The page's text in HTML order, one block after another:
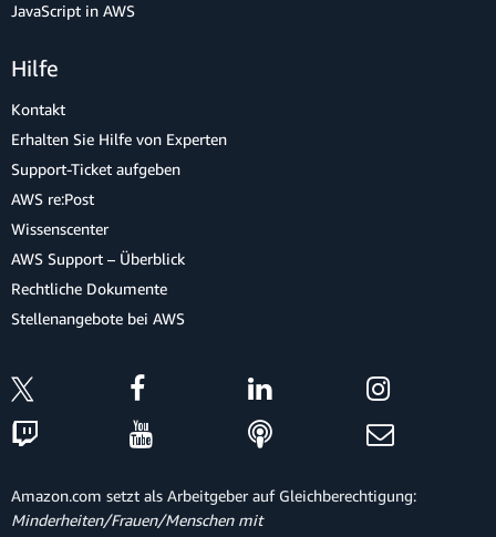
JavaScript in AWS
Hilfe
Kontakt
Erhalten Sie Hilfe von Experten
Support-Ticket aufgeben
AWS re:Post
Wissenscenter
AWS Support – Überblick
Rechtliche Dokumente
Stellenangebote bei AWS
Amazon.com setzt als Arbeitgeber auf Gleichberechtigung:
Minderheiten/Frauen/Menschen mit